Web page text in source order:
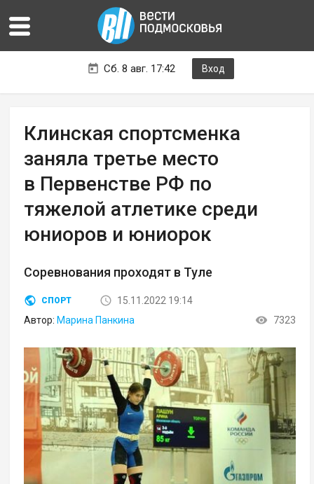
Сб. 8 авг. 17:42 Вход
Клинская спортсменка
заняла третье место
в Первенстве РФ по
тяжелой атлетике среди
юниоров и юниорок
Соревнования проходят в Туле
СПОРТ
15.11.2022 19:14
Автор: Марина Панкина 7323